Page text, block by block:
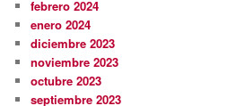
febrero 2024
enero 2024
diciembre 2023
noviembre 2023
octubre 2023
septiembre 2023